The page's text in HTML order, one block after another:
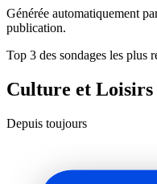
Générée automatiquement
publication.
Top 3 des sondages les plus
Culture et Loisirs
Depuis toujours